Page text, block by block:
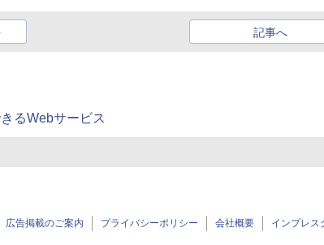
記事へ
るWebサービス
広告掲載のご案内 プライバシーポリシー 会社概要 インプレス